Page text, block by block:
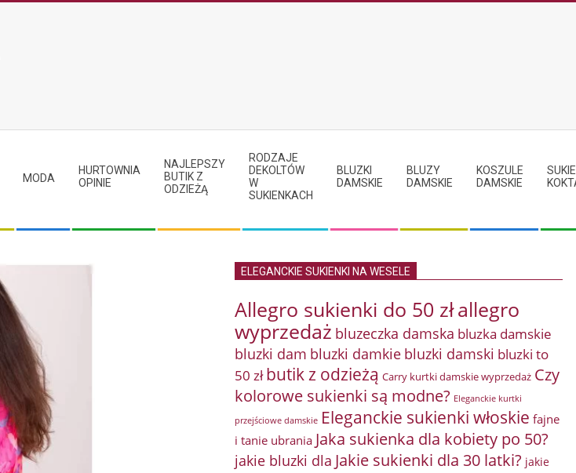
MODA
HURTOWNIA
OPINIE
NAJLEPSZY
BUTIK Z
ODZIEŻĄ
RODZAJE
DEKOLTÓW
W
SUKIENKACH
BLUZKI
DAMSKIE
BLUZY
DAMSKIE
KOSZULE
DAMSKIE
ELEGANCKIE SUKIENKI NA WESELE
Allegro sukienki do 50 złallegro
wyprzedaż bluzeczka damska bluzka damskie
bluzki dam bluzki damkie bluzki damski bluzki to
50 zł butik z odzieżą Carry kurtki damskie wyprzedaż Czy
kolorowe sukienki są modne? Eleganckie kurtki
przejściowe damskie Eleganckie sukienki włoskie fajne
i tanie ubrania Jaka sukienka dla kobiety po 50?
jakie bluzki dla Jakie sukienki dla 30 latki? jakie